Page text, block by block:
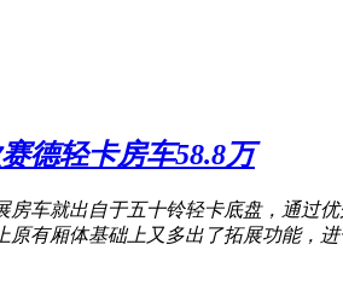
德轻卡房车58.8万
车就出自于五十铃轻卡底盘，通过
有厢体基础上又多出了拓展功能，